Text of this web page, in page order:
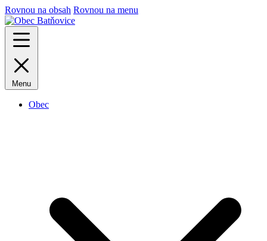
Rovnou na obsah Rovnou na menu
Menu
Obec